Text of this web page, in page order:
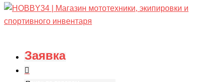
Заявка